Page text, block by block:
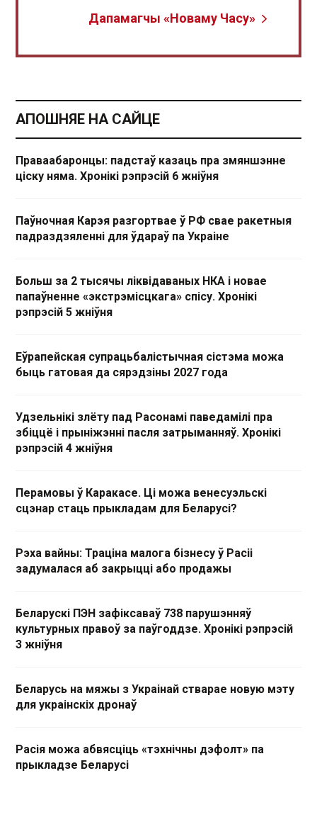
Дапамагчы «Новаму Часу»
АПОШНЯЕ НА САЙЦЕ
Праваабаронцы: падстаў казаць пра змяншэнне
ціску няма. Хронікі рэпрэсій 6 жніўня
Паўночная Карэя разгортвае ў РФ свае ракетныя
падраздзяленні для ўдараў па Украіне
Больш за 2 тысячы ліквідаваных НКА і новае
папаўненне «экстрэмісцкага» спісу. Хронікі
рэпрэсій 5 жніўня
Еўрапейская супрацьбалістычная сістэма можа
быць гатовая да сярэдзіны 2027 года
Удзельнікі злёту пад Расонамі паведамілі пра
збіццё і прыніжэнні пасля затрыманняў. Хронікі
рэпрэсій 4 жніўня
Перамовы ў Каракасе. Ці можа венесуэльскі
сцэнар стаць прыкладам для Беларусі?
Рэха вайны: Траціна малога бізнесу ў Расіі
задумалася аб закрыцці або продажы
Беларускі ПЭН зафіксаваў 738 парушэнняў
культурных правоў за паўгоддзе. Хронікі рэпрэсій
3 жніўня
Беларусь на мяжы з Украінай стварае новую мэту
для украінскіх дронаў
Расія можа абвясціць «тэхнічны дэфолт» па
прыкладзе Беларусі